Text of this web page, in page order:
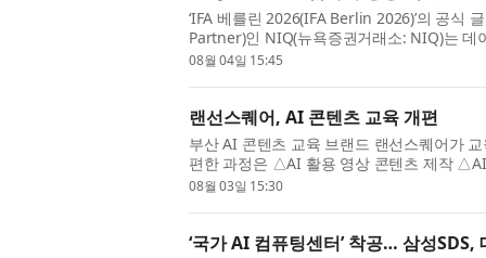
‘IFA 베를린 2026(IFA Berlin 2026)’의 공
Partner)인 NIQ(뉴욕증권거래소: NIQ)는 데
해 성장, 혁신, 소비자 행동을 재...
08월 04일 15:45
랜선스퀘어, AI 콘텐츠 교육 개편
부산 AI 콘텐츠 교육 브랜드 랜선스퀘어가
편한 과정은 △AI 활용 영상 콘텐츠 제작
정은 4회기, 회당 4~5시간으로 구성...
08월 03일 15:30
‘국가 AI 컴퓨팅센터’ 착공… 삼성